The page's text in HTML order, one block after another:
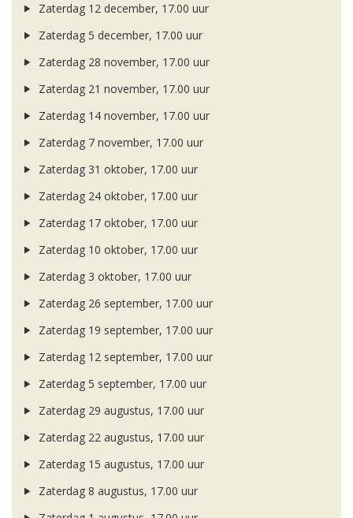
Zaterdag 12 december, 17.00 uur
Zaterdag 5 december, 17.00 uur
Zaterdag 28 november, 17.00 uur
Zaterdag 21 november, 17.00 uur
Zaterdag 14 november, 17.00 uur
Zaterdag 7 november, 17.00 uur
Zaterdag 31 oktober, 17.00 uur
Zaterdag 24 oktober, 17.00 uur
Zaterdag 17 oktober, 17.00 uur
Zaterdag 10 oktober, 17.00 uur
Zaterdag 3 oktober, 17.00 uur
Zaterdag 26 september, 17.00 uur
Zaterdag 19 september, 17.00 uur
Zaterdag 12 september, 17.00 uur
Zaterdag 5 september, 17.00 uur
Zaterdag 29 augustus, 17.00 uur
Zaterdag 22 augustus, 17.00 uur
Zaterdag 15 augustus, 17.00 uur
Zaterdag 8 augustus, 17.00 uur